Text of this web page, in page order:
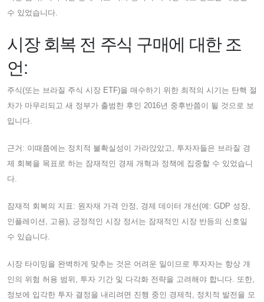
수 있었습니다.
시장 회복 전 주식 구매에 대한 조
언:
주식(또는 브라질 주식 시장 ETF)을 매수하기 위한 최적의 시기는 탄핵 절
차가 마무리되고 새 정부가 출범한 후인 2016년 중후반쯤이 될 것으로 보
입니다.
근거: 이때쯤에는 정치적 불확실성이 가라앉았고, 투자자들은 브라질 경
제 회복을 목표로 하는 잠재적인 경제 개혁과 정책에 집중할 수 있었습니
다.
잠재적 회복의 지표: 원자재 가격 안정, 경제 데이터 개선(예: GDP 성장,
인플레이션, 고용), 긍정적인 시장 정서는 잠재적인 시장 반등의 신호일
수 있습니다.
시장 타이밍을 완벽하게 맞추는 것은 어려운 일이므로 투자자는 항상 개
인의 위험 허용 범위, 투자 기간 및 다각화 전략을 고려해야 합니다. 또한,
정보에 입각한 투자 결정을 내리려면 진행 중인 경제적, 정치적 발전을 모